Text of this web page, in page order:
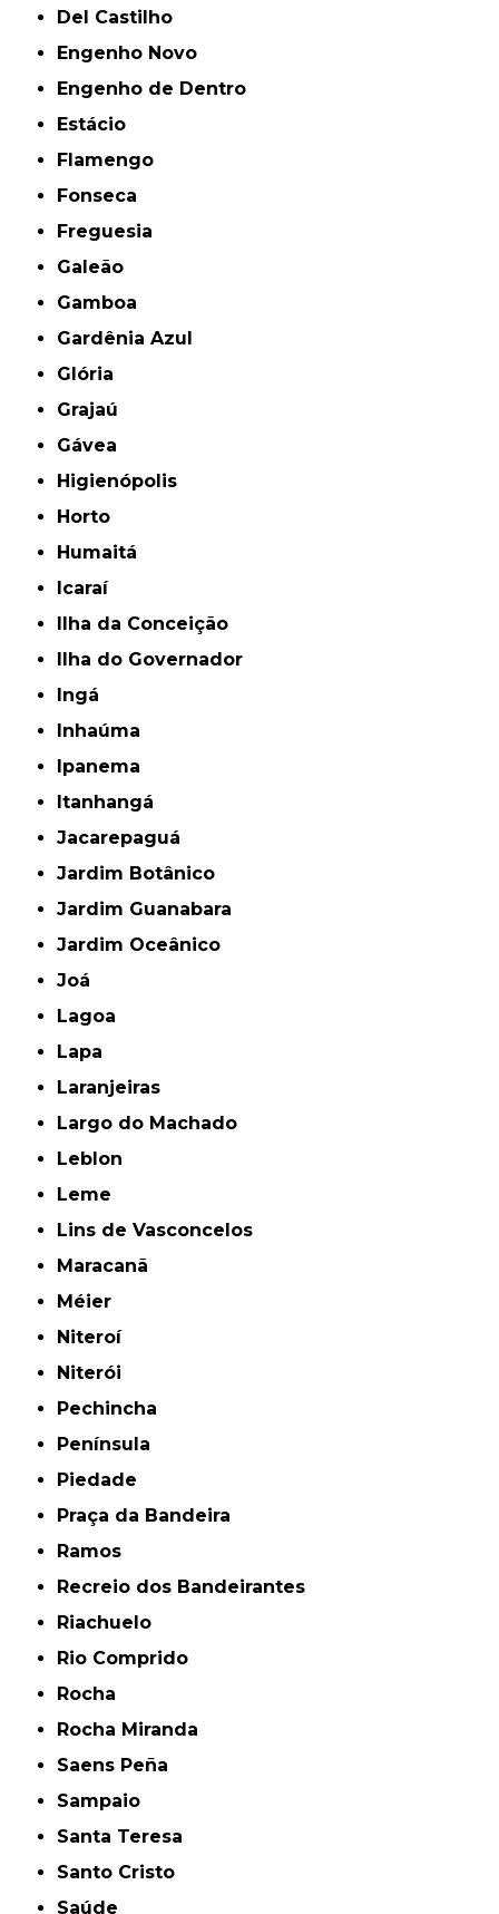
Del Castilho
Engenho Novo
Engenho de Dentro
Estácio
Flamengo
Fonseca
Freguesia
Galeão
Gamboa
Gardênia Azul
Glória
Grajaú
Gávea
Higienópolis
Horto
Humaitá
Icaraí
Ilha da Conceição
Ilha do Governador
Ingá
Inhaúma
Ipanema
Itanhangá
Jacarepaguá
Jardim Botânico
Jardim Guanabara
Jardim Oceânico
Joá
Lagoa
Lapa
Laranjeiras
Largo do Machado
Leblon
Leme
Lins de Vasconcelos
Maracanã
Méier
Niteroí
Niterói
Pechincha
Península
Piedade
Praça da Bandeira
Ramos
Recreio dos Bandeirantes
Riachuelo
Rio Comprido
Rocha
Rocha Miranda
Saens Peña
Sampaio
Santa Teresa
Santo Cristo
Saúde